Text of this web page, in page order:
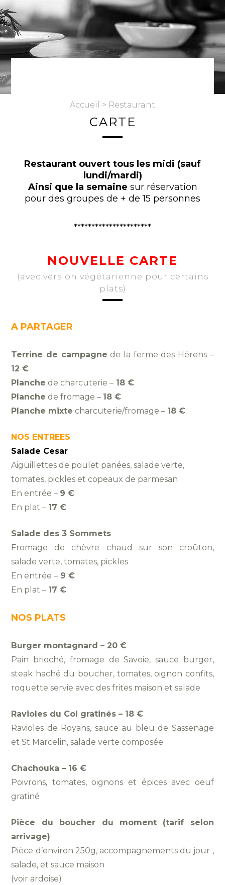
Accueil > Restaurant
CARTE
Restaurant ouvert tous les midi (sauf
lundi/mardi)
Ainsi que la semaine sur réservation
pour des groupes de + de 15 personnes
**********************
NOUVELLE CARTE
(avec version végétarienne pour certains
plats)
A PARTAGER
Terrine de campagne de la ferme des Hérens –
12 €
Planche de charcuterie – 18 €
Planche de fromage – 18 €
Planche mixte charcuterie/fromage – 18 €
NOS ENTREES
Salade Cesar
Aiguillettes de poulet panées, salade verte,
tomates, pickles et copeaux de parmesan
En entrée – 9 €
En plat – 17 €
Salade des 3 Sommets
Fromage de chèvre chaud sur son croûton,
salade verte, tomates, pickles
En entrée – 9 €
En plat – 17 €
NOS PLATS
Burger montagnard – 20 €
Pain brioché, fromage de Savoie, sauce burger,
steak haché du boucher, tomates, oignon confits,
roquette servie avec des frites maison et salade
Ravioles du Col gratinés – 18 €
Ravioles de Royans, sauce au bleu de Sassenage
etSt Marcelin, salade verte composée
Chachouka – 16 €
Poivrons, tomates, oignons et épices avec oeuf
gratiné
Pièce du boucher du moment (tarif selon
arrivage)
Pièce d’environ 250g, accompagnements du jour ,
salade, et sauce maison
(voir ardoise)